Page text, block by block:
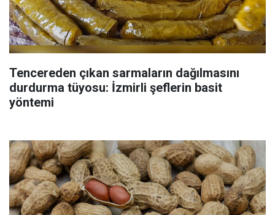
Tencereden çıkan sarmaların dağılmasını
durdurma tüyosu: İzmirli şeflerin basit
yöntemi